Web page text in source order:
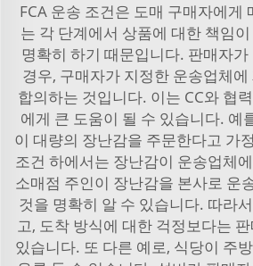
FCA 운송 조건은 도매 구매자에게
는 각 단계에서 상품에 대한 책임
명확히 하기 때문입니다. 판매자
경우, 구매자가 지정한 운송업체
합의하는 것입니다. 이는 CC와 협
에게 큰 도움이 될 수 있습니다. 예
이 대량의 장난감을 주문한다고 가
조건 하에서는 장난감이 운송업체
소매점 주인이 장난감을 본사로 운
것을 명확히 알 수 있습니다. 따라
고, 도착 방식에 대한 걱정보다는
있습니다. 또 다른 예로, 식당이 주